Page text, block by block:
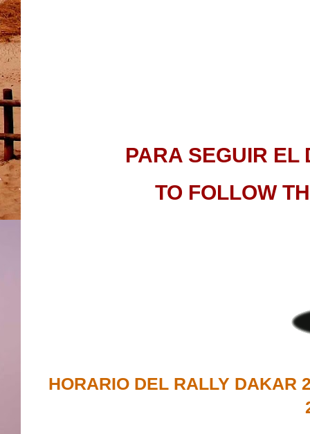
PARA SEGUIR EL
TO FOLLOW
HORARIO DEL RALLY DAKAR